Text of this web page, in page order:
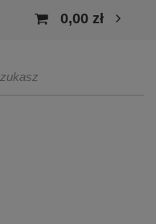
0,00 zł